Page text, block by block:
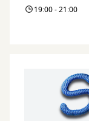
19:00 - 21:00